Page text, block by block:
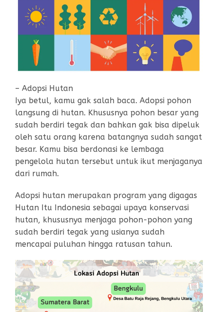
– Adopsi Hutan
Iya betul, kamu gak salah baca. Adopsi pohon
langsung di hutan. Khususnya pohon besar yang
sudah berdiri tegak dan bahkan gak bisa dipeluk
oleh satu orang karena batangnya sudah sangat
besar. Kamu bisa berdonasi ke lembaga
pengelola hutan tersebut untuk ikut menjaganya
dari rumah.
Adopsi hutan merupakan program yang digagas
Hutan Itu Indonesia sebagai upaya konservasi
hutan, khususnya menjaga pohon-pohon yang
sudah berdiri tegak yang usianya sudah
mencapai puluhan hingga ratusan tahun.